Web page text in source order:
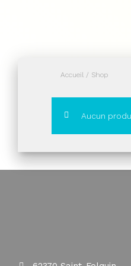
Accueil / Shop
Aucun